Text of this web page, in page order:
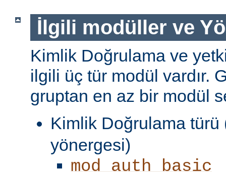
İlgili modüller ve
Kimlik Doğrulama ve
ilgili üç tür modül vardır.
gruptan en az bir modül
Kimlik Doğrulama
yönergesi)
mod_auth_basic